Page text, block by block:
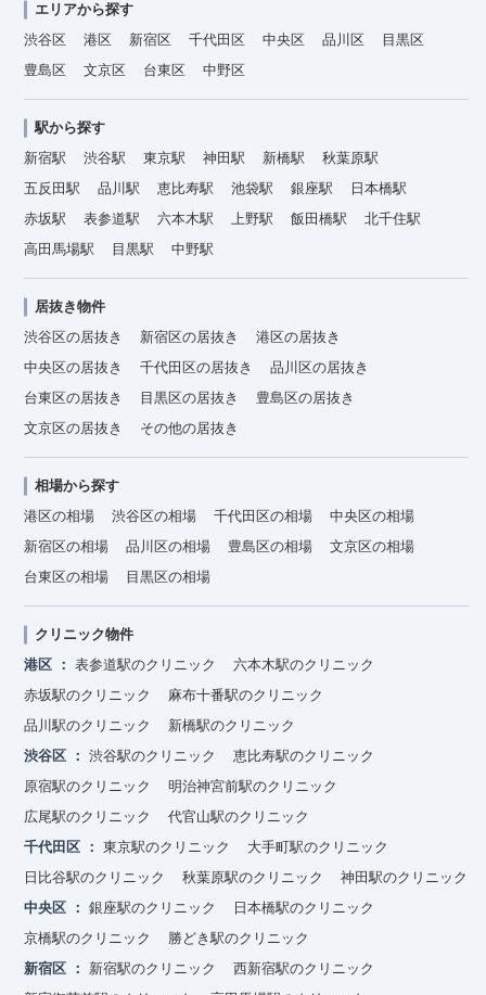
エリアから探す
渋谷区
港区 新宿区 千代田区 中央区 品川区
目黒区
豊島区
文京区 台東区 中野区
駅から探す
新宿駅
渋谷駅 東京駅 神田駅 新橋駅
秋葉原駅
五反田駅
品川駅 恵比寿駅 池袋駅 銀座駅
日本橋駅
赤坂駅
表参道駅 六本木駅 上野駅 飯田橋駅
北千住駅
高田馬場駅
目黒駅 中野駅
居抜き物件
渋谷区の居抜き
新宿区の居抜き
港区の居抜き
中央区の居抜き
千代田区の居抜き
品川区の居抜き
台東区の居抜き
目黒区の居抜き
豊島区の居抜き
文京区の居抜き
その他の居抜き
相場から探す
港区の相場
渋谷区の相場 千代田区の相場
中央区の相場
新宿区の相場
品川区の相場 豊島区の相場
文京区の相場
台東区の相場
目黒区の相場
クリニック物件
港区
表参道駅のクリニック
六本木駅のクリニック
赤坂駅のクリニック
麻布十番駅のクリニック
品川駅のクリニック
新橋駅のクリニック
渋谷区
渋谷駅のクリニック
恵比寿駅のクリニック
原宿駅のクリニック
明治神宮前駅のクリニック
広尾駅のクリニック
代官山駅のクリニック
千代田区
東京駅のクリニック
大手町駅のクリニック
日比谷駅のクリニック
秋葉原駅のクリニック
神田駅のクリニック
中央区
銀座駅のクリニック
日本橋駅のクリニック
京橋駅のクリニック
勝どき駅のクリニック
新宿区
新宿駅のクリニック
西新宿駅のクリニック